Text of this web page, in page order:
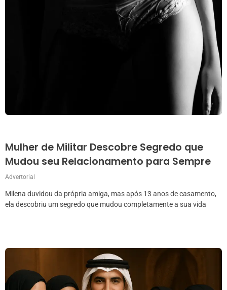
Mulher de Militar Descobre Segredo que
Mudou seu Relacionamento para Sempre
Advertorial
Milena duvidou da própria amiga, mas após 13 anos de casamento,
ela descobriu um segredo que mudou completamente a sua vida